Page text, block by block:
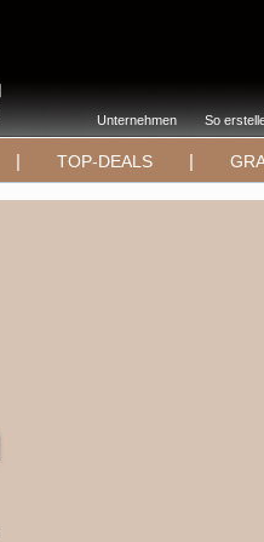
Unternehmen So
| TOP-DEALS |